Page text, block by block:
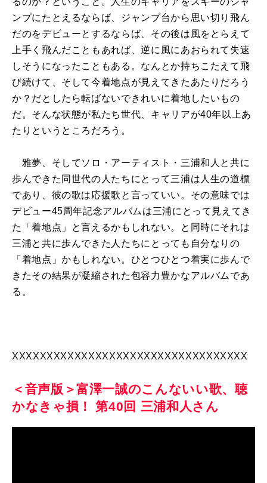
ンプにたとえるならば、ジャンプ台から思い切り飛ん
だのをデビューとするならば、その後は風をとらえて
上手く飛んだこともあれば、逆に風にあおられて失速
しそうになったこともある。なんとか持ちこたえて飛
び続けて、そして今着地点が見えてきたあたりだろう
か？だとしたら転ばないできれいに着地したいもの
だ。そんな状態が私たち世代、キャリアが40年以上あ
たりというところだろう。
雅夢、そしてソロ・アーティスト・三浦和人と共に
歩んできた同世代の人たちにとって三浦は人生の道標
であり、彼の歌は応援歌と言っていい。その意味では
デビュー45周年記念アルバムは三浦にとって見えてき
た「着地点」と言えるかもしれない。と同時にそれは
三浦と共に歩んできた人たちにとっても自分なりの
「着地点」かもしれない。ひとつひとつ着実に歩んで
きたその結果が凝縮された包容力豊かなアルバムであ
る。
XXXXXXXXXXXXXXXXXXXXXXXXXXXXXXXXXX
＜音声版＞富澤一誠のこんないい歌、聴
かなきゃ損！ 第40回 三浦和人さん